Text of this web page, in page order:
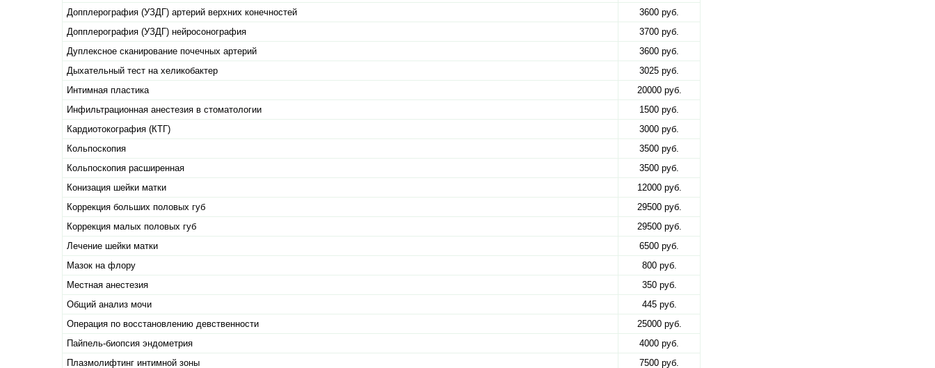
Допплерография (УЗДГ) артерий верхних конечностей
3600 руб.
Допплерография (УЗДГ) нейросонография
3700 руб.
Дуплексное сканирование почечных артерий
3600 руб.
Дыхательный тест на хеликобактер
3025 руб.
Интимная пластика
20000 руб.
Инфильтрационная анестезия в стоматологии
1500 руб.
Кардиотокография (КТГ)
3000 руб.
Кольпоскопия
3500 руб.
Кольпоскопия расширенная
3500 руб.
Конизация шейки матки
12000 руб.
Коррекция больших половых губ
29500 руб.
Коррекция малых половых губ
29500 руб.
Лечение шейки матки
6500 руб.
Мазок на флору
800 руб.
Местная анестезия
350 руб.
Общий анализ мочи
445 руб.
Операция по восстановлению девственности
25000 руб.
Пайпель-биопсия эндометрия
4000 руб.
Плазмолифтинг интимной зоны
7500 руб.